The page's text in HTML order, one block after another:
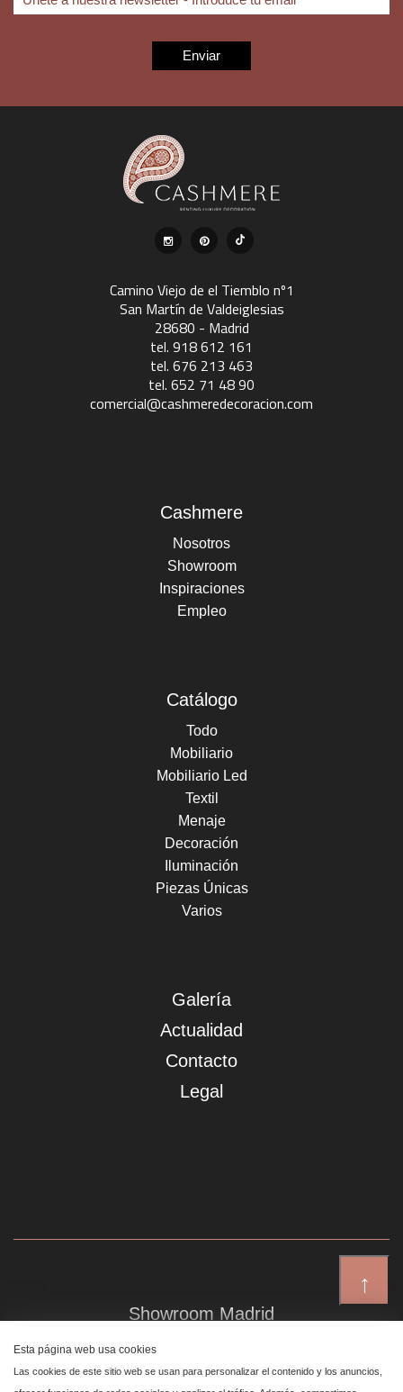
↑
Camino Viejo de el Tiemblo nº1
San Martín de Valdeiglesias
28680 - Madrid
tel. 918 612 161
tel. 676 213 463
tel. 652 71 48 90
comercial@cashmeredecoracion.com
Cashmere
Nosotros
Showroom
Inspiraciones
Empleo
Catálogo
Todo
Mobiliario
Mobiliario Led
Textil
Menaje
Decoración
Iluminación
Piezas Únicas
Varios
Galería
Actualidad
Contacto
Legal
Showroom Madrid
Plaza de Canalejas 6, 4 izq
Centro, 28014 Madrid
Esta página web usa cookies
Las cookies de este sitio web se usan para personalizar el contenido y los anuncios,